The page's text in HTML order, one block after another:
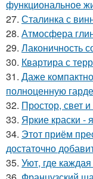
функциональное
27. Сталинка с
28. Атмосфера
29. Лаконичность
30. Квартира с
31. Даже
полноценную
32. Простор, свет
33. Яркие краски -
34. Этот приём
достаточно
35. Уют, где